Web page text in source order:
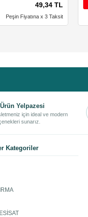
49,34 TL
Peşin Fiyatına x 3 Taksit
Yelpazesi
için ideal ve modern
sunarız.
Kategoriler